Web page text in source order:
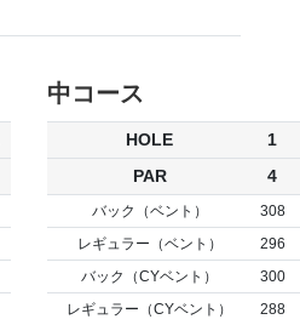
中コース
HOLE
1
PAR
4
バック（ベント）
308
レギュラー（ベント）
296
バック（CYベント）
300
レギュラー（CYベント）
288